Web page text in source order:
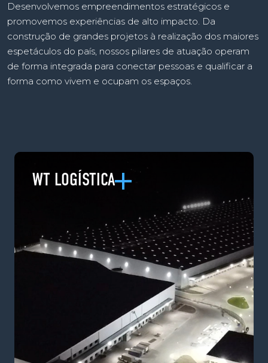
Desenvolvemos empreendimentos estratégicos e
promovemos experiências de alto impacto. Da
construção de grandes projetos à realização dos maiores
espetáculos do país, nossos pilares de atuação operam
de forma integrada para conectar pessoas e qualificar a
forma como vivem e ocupam os espaços.
WT LOGÍSTICA